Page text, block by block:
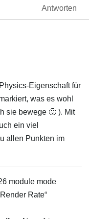
Antworten
Eigenschaft für
was es wohl
sie bewege 🙂 ). Mit
ein viel
allen Punkten im
module mode
Rate“